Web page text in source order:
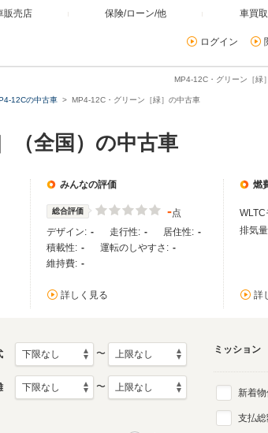
販売店 保険/ローン/他 車買取
ログイン
MP4-12C・グリーン［緑
12Cの中古車 MP4-12C・グリーン［緑］の中古車
（全国）の中古車
みんなの評価
総合評価 -点
デザイン: - 走行性: - 居住性: -
積載性: - 運転のしやすさ: -
維持費: -
詳しく見る
燃
WLTC
排気量
詳
〜
〜
ミッション
新着
支払総